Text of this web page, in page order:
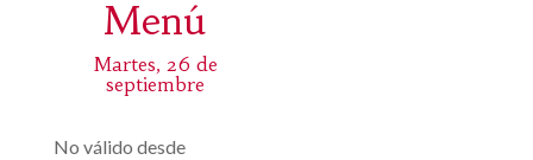
Menú
Martes, 26 de
septiembre
No válido desde